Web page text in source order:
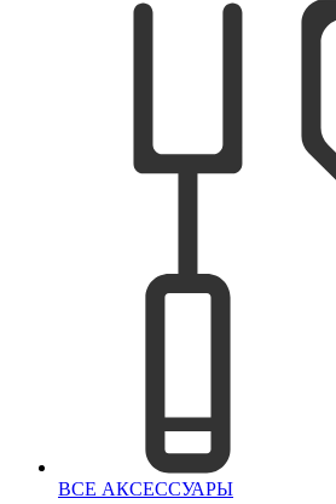
ВСЕ АКСЕССУАРЫ